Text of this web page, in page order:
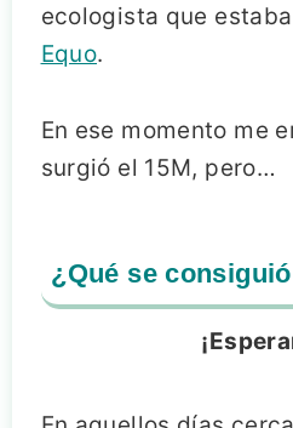
ecologista que
Equo.
En ese momento me
surgió el 15M, pero…
¿Qué se